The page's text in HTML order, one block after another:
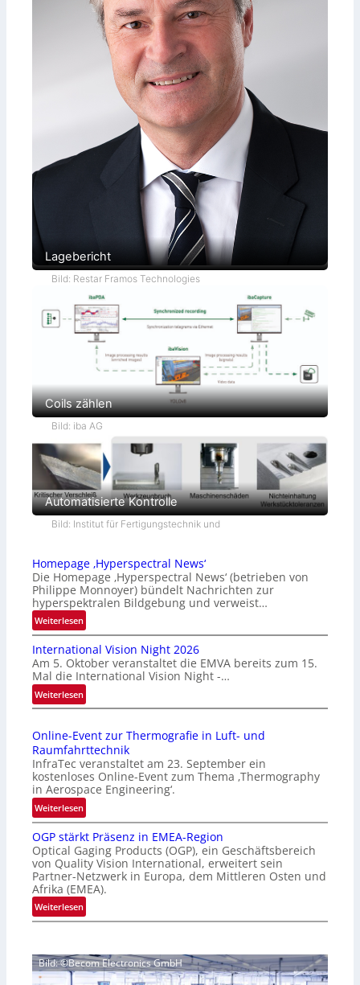
Lagebericht
Bild: Restar Framos Technologies
Coils zählen
Bild: iba AG
Automatisierte Kontrolle
Bild: Institut für Fertigungstechnik und
Homepage ‚Hyperspectral News‘
Die Homepage ‚Hyperspectral News‘ (betrieben von
Philippe Monnoyer) bündelt Nachrichten zur
hyperspektralen Bildgebung und verweist…
Weiterlesen:
H
o
m
e
p
a
e
‚
H
y
p
e
r
s
p
e
c
t
r
l
N
International Vision Night 2026
Am 5. Oktober veranstaltet die EMVA bereits zum 15.
Mal die International Vision Night -…
Weiterlesen:
I
t
e
r
n
a
t
o
n
a
l
V
i
i
o
Online-Event zur Thermografie in Luft- und
Raumfahrttechnik
InfraTec veranstaltet am 23. September ein
kostenloses Online-Event zum Thema ‚Thermography
in Aerospace Engineering‘.
Weiterlesen:
O
n
l
i
n
e
-
e
n
OGP stärkt Präsenz in EMEA-Region
Optical Gaging Products (OGP), ein Geschäftsbereich
von Quality Vision International, erweitert sein
Partner-Netzwerk in Europa, dem Mittleren Osten und
Afrika (EMEA).
Weiterlesen:
O
P
s
Bild: ©Becom Electronics GmbH